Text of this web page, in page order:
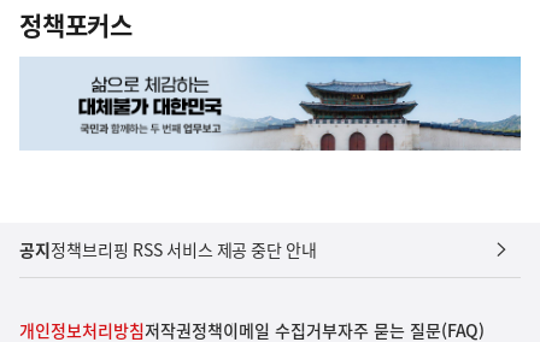
정책포커스
공지정책브리핑 RSS 서비스 제공 중단 안내
개인정보처리방침저작권정책이메일 수집거부자주 묻는 질문(FAQ)